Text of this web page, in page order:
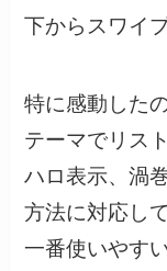
下からスワイ
特に感動した
テーマでリス
ハロ表示、渦
方法に対応し
一番使いやす